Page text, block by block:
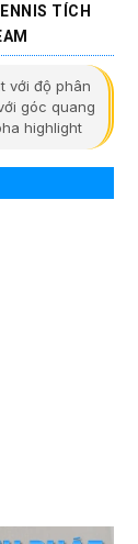
TÍCH
với độ phân
góc quang
highlight